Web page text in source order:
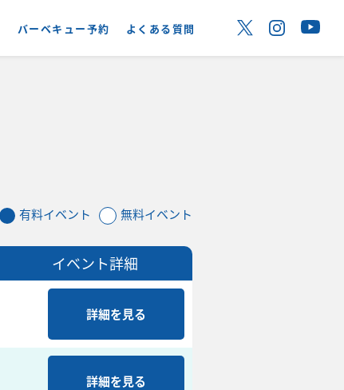
バーベキュー予約 よくある質問
有料イベント 無料イベント
イベント詳細
詳細を見る
詳細を見る